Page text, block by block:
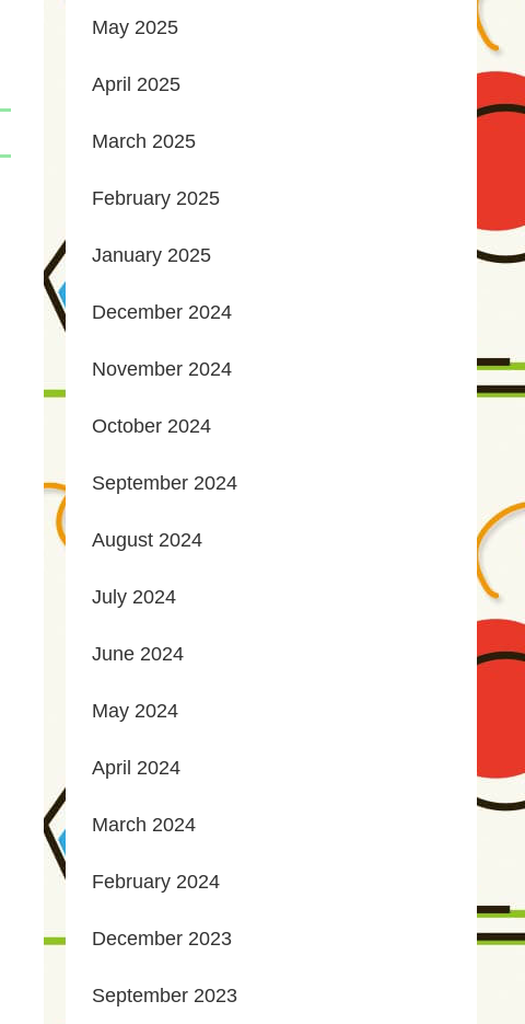
May 2025
April 2025
March 2025
February 2025
January 2025
December 2024
November 2024
October 2024
September 2024
August 2024
July 2024
June 2024
May 2024
April 2024
March 2024
February 2024
December 2023
September 2023